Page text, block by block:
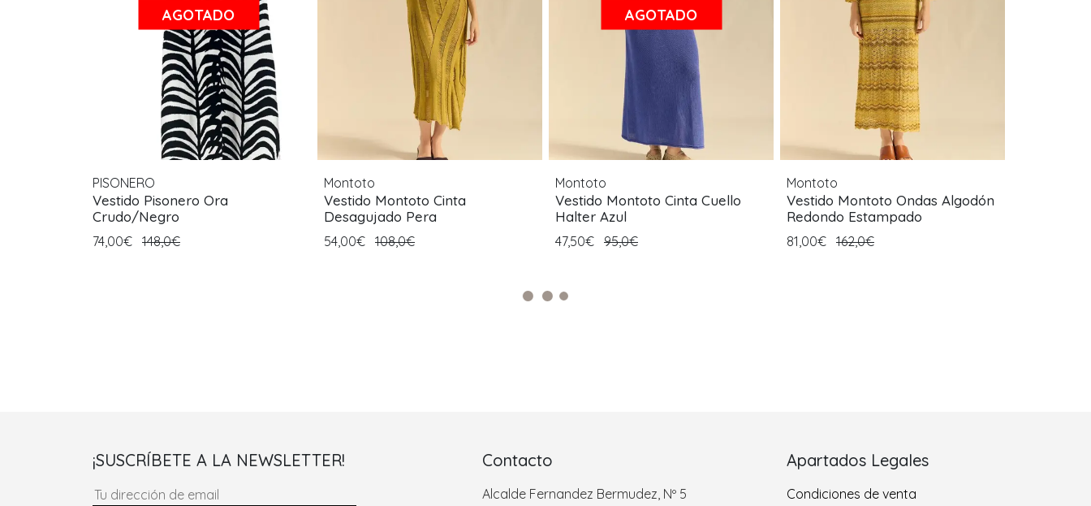
AGOTADO
PISONERO
Vestido Pisonero Ora
Crudo/Negro
74,00€ 148,0€
Montoto
Vestido Montoto Cinta
Desagujado Pera
54,00€ 108,0€
AGOTADO
Montoto
Vestido Montoto Cinta Cuello
Halter Azul
47,50€ 95,0€
Montoto
Vestido Montoto Ondas Algodón
Redondo Estampado
81,00€ 162,0€
¡SUSCRÍBETE A LA NEWSLETTER! Contacto
Alcalde Fernandez Bermudez, Nº 5
Apartados Legales
Condiciones de venta